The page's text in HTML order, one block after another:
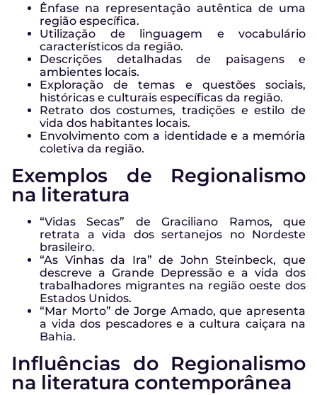
Ênfase na representação autêntica de uma
região específica.
Utilização de linguagem e vocabulário
característicos da região.
Descrições detalhadas de paisagens e
ambientes locais.
Exploração de temas e questões sociais,
históricas e culturais específicas da região.
Retrato dos costumes, tradições e estilo de
vida dos habitantes locais.
Envolvimento com a identidade e a memória
coletiva da região.
Exemplos de Regionalismo
na literatura
“Vidas Secas” de Graciliano Ramos, que
retrata a vida dos sertanejos no Nordeste
brasileiro.
“As Vinhas da Ira” de John Steinbeck, que
descreve a Grande Depressão e a vida dos
trabalhadores migrantes na região oeste dos
Estados Unidos.
“Mar Morto” de Jorge Amado, que apresenta
a vida dos pescadores e a cultura caiçara na
Bahia.
Influências do Regionalismo
na literatura contemporânea